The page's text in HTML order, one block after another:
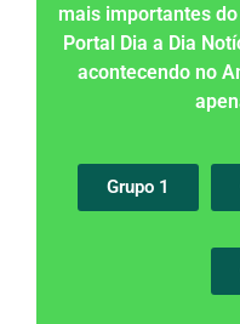
mais importantes
Portal Dia a Dia
acontecendo no
Grupo 1